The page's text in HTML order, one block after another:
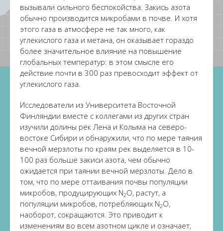
вызывали сильного беспокойства. Закись азота
обычно производится микробами в почве. И хотя
этого газа в атмосфере не так много, как
углекислого газа и метана, он оказывает гораздо
более значительное влияние на повышение
глобальных температур: в этом смысле его
действие почти в 300 раз превосходит эффект от
углекислого газа.
Исследователи из Университета Восточной
Финляндии вместе с коллегами из других стран
изучили долины рек Лена и Колыма на северо-
востоке Сибири и обнаружили, что по мере таяния
вечной мерзлоты по краям рек выделяется в 10-
100 раз больше закиси азота, чем обычно
ожидается при таянии вечной мерзлоты. Дело в
том, что по мере оттаивания почвы популяции
микробов, продуцирующих N2O, растут, а
популяции микробов, потребляющих N2O,
наоборот, сокращаются. Это приводит к
изменениям во всем азотном цикле и означает,